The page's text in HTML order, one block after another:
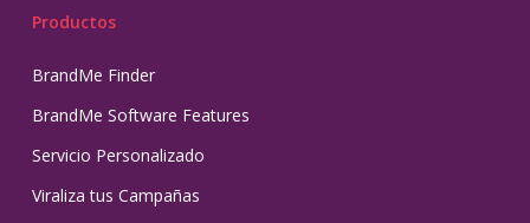
Productos
BrandMe Finder
BrandMe Software Features
Servicio Personalizado
Viraliza tus Campañas